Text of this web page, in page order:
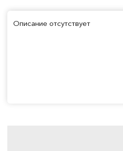
Описание отсутствует